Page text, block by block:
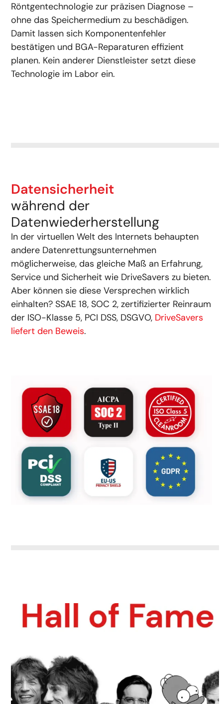
Röntgentechnologie zur präzisen Diagnose –
ohne das Speichermedium zu beschädigen.
Damit lassen sich Komponentenfehler
bestätigen und BGA-Reparaturen effizient
planen. Kein anderer Dienstleister setzt diese
Technologie im Labor ein.
Datensicherheit
während der
Datenwiederherstellung
In der virtuellen Welt des Internets behaupten
andere Datenrettungsunternehmen
möglicherweise, das gleiche Maß an Erfahrung,
Service und Sicherheit wie DriveSavers zu bieten.
Aber können sie diese Versprechen wirklich
einhalten? SSAE 18, SOC 2, zertifizierter Reinraum
der ISO-Klasse 5, PCI DSS, DSGVO, DriveSavers
liefert den Beweis.